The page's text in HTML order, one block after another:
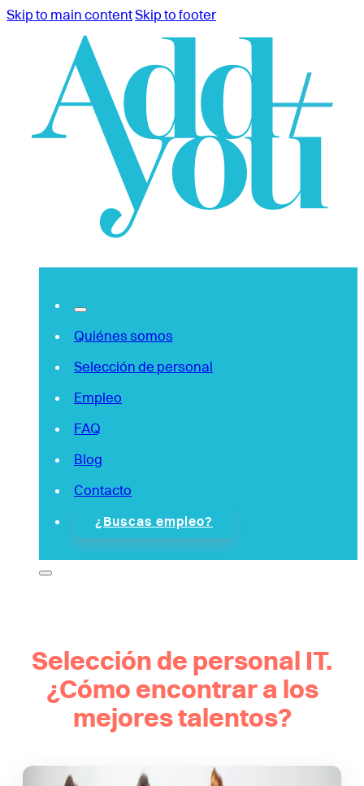
Skip to main contentSkip to footer
Quiénes somos
Selección de personal
Empleo
FAQ
Blog
Contacto
¿Buscas empleo?
Selección de personal IT.
¿Cómo encontrar a los
mejores talentos?